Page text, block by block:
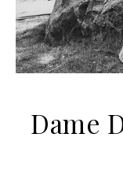
Dame